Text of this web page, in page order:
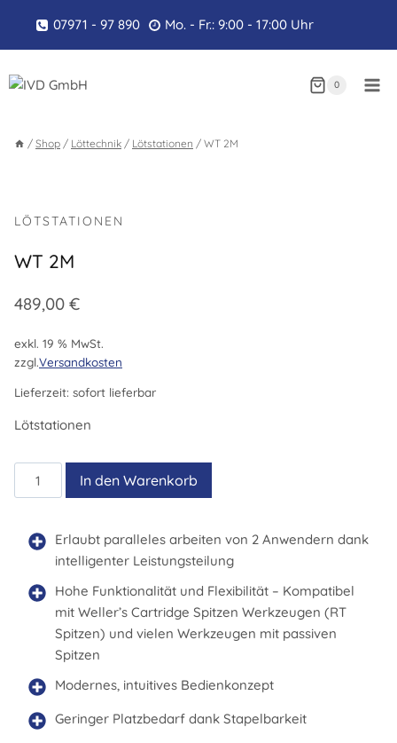
springen
07971 - 97 890 Mo. - Fr.: 9:00 - 17:00 Uhr
0
/ Shop / Löttechnik / Lötstationen / WT 2M
LÖTSTATIONEN
WT 2M
489,00 €
exkl. 19 % MwSt.
zzgl.Versandkosten
Lieferzeit: sofort lieferbar
Lötstationen
2M
In den Warenkorb
Erlaubt paralleles arbeiten von 2 Anwendern dank
intelligenter Leistungsteilung
Hohe Funktionalität und Flexibilität – Kompatibel
mit Weller’s Cartridge Spitzen Werkzeugen (RT
Spitzen) und vielen Werkzeugen mit passiven
Spitzen
Modernes, intuitives Bedienkonzept
Geringer Platzbedarf dank Stapelbarkeit